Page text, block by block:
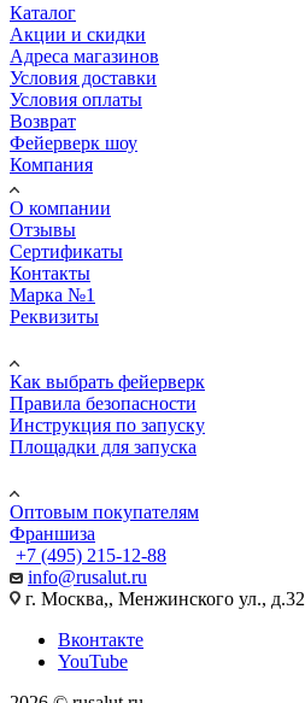
Каталог
Акции и скидки
Адреса магазинов
Условия доставки
Условия оплаты
Возврат
Фейерверк шоу
Компания
О компании
Отзывы
Сертификаты
Контакты
Марка №1
Реквизиты
Как выбрать фейерверк
Правила безопасности
Инструкция по запуску
Площадки для запуска
Оптовым покупателям
Франшиза
+7 (495) 215-12-88
info@rusalut.ru
г. Москва,, Менжинского ул., д.32
Вконтакте
YouTube